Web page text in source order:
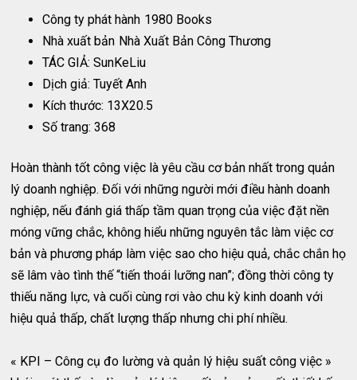
Công ty phát hành 1980 Books
Nhà xuất bản Nhà Xuất Bản Công Thương
TÁC GIẢ: SunKeLiu
Dịch giả: Tuyết Anh
Kích thước: 13X20.5
Số trang: 368
Hoàn thành tốt công việc là yêu cầu cơ bản nhất trong quản
lý doanh nghiệp. Đối với những người mới điều hành doanh
nghiệp, nếu đánh giá thấp tầm quan trọng của việc đặt nền
móng vững chắc, không hiểu những nguyên tắc làm việc cơ
bản và phương pháp làm việc sao cho hiệu quả, chắc chắn họ
sẽ lâm vào tình thế “tiến thoái lưỡng nan”; đồng thời công ty
thiếu năng lực, và cuối cùng rơi vào chu kỳ kinh doanh với
hiệu quả thấp, chất lượng thấp nhưng chi phí nhiều.
« KPI – Công cụ đo lường và quản lý hiệu suất công việc »